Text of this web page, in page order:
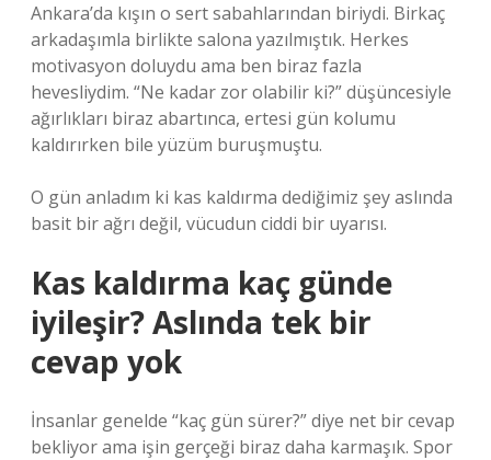
Ankara’da kışın o sert sabahlarından biriydi. Birkaç
arkadaşımla birlikte salona yazılmıştık. Herkes
motivasyon doluydu ama ben biraz fazla
hevesliydim. “Ne kadar zor olabilir ki?” düşüncesiyle
ağırlıkları biraz abartınca, ertesi gün kolumu
kaldırırken bile yüzüm buruşmuştu.
O gün anladım ki kas kaldırma dediğimiz şey aslında
basit bir ağrı değil, vücudun ciddi bir uyarısı.
Kas kaldırma kaç günde
iyileşir? Aslında tek bir
cevap yok
İnsanlar genelde “kaç gün sürer?” diye net bir cevap
bekliyor ama işin gerçeği biraz daha karmaşık. Spor